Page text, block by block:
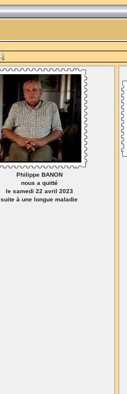
Philippe BANON
nous a quitté
le samedi 22 avril 2023
suite à une longue maladie